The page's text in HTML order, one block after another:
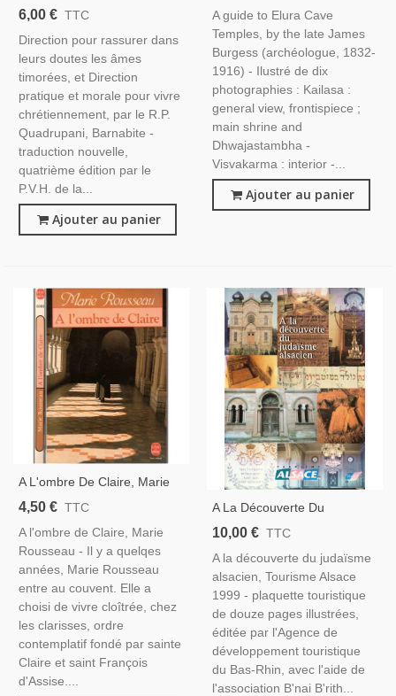
Rassurer Dans Leurs Doutes
Vivre Chrétiennement,
Quadrupani - Méditations,
Missel,
6,00 € TTC
Direction pour rassurer dans
leurs doutes les âmes
timorées, et Direction
pratique et morale pour vivre
chrétiennement, par le R.P.
Quadrupani, Barnabite -
traduction nouvelle,
quatrième édition par le
P.V.H. de la...
Ajouter au panier
Bouddhisme, Hindouisme,
Brahmanisme,
A guide to Elura Cave
Temples, by the late James
Burgess (archéologue, 1832-
1916) - Ilustré de dix
photographies : Kailasa :
general view, frontispiece ;
main shrine and
Dhwajastambha -
Visvakarma : interior -...
Ajouter au panier
A L'ombre De Claire, Marie
Rousseau, 1987 -
Vocation
4,50 € TTC
A l'ombre de Claire, Marie
Rousseau - Il y a quelqes
années, Marie Rousseau
entre au couvent. Elle a
choisi de vivre cloîtrée, chez
les clarisses, ordre
contemplatif fondé par sainte
Claire et saint François
d'Assise....
A La Découverte Du
Judaïsme Alsacien, Tourisme
D'Alsace, Judaïsme,
10,00 € TTC
A la découverte du judaïsme
alsacien, Tourisme Alsace
1999 - plaquette touristique
de douze pages illustrées,
éditée par l'Agence de
développement touristique
du Bas-Rhin, avec l'aide de
l'association B'nai B'rith...